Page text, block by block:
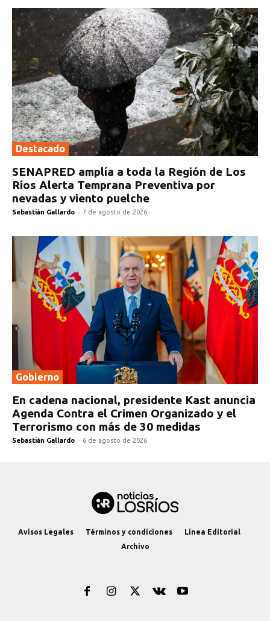
Destacado
SENAPRED amplía a toda la Región de Los
Ríos Alerta Temprana Preventiva por
nevadas y viento puelche
Sebastián Gallardo - 7 de agosto de 2026
Gobierno
En cadena nacional, presidente Kast anuncia
Agenda Contra el Crimen Organizado y el
Terrorismo con más de 30 medidas
Sebastián Gallardo - 6 de agosto de 2026
Avisos Legales Términos y condiciones
Línea Editorial
Archivo